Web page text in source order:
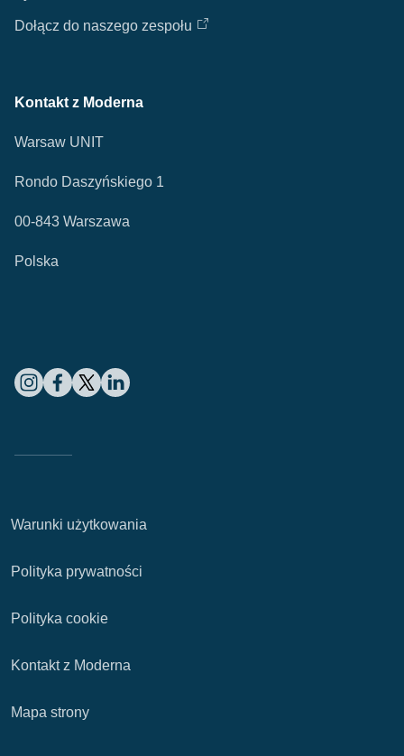
Dołącz do naszego zespołu
Kontakt z Moderna
Warsaw UNIT
Rondo Daszyńskiego 1
00-843 Warszawa
Polska
Warunki użytkowania
Polityka prywatności
Polityka cookie
Kontakt z Moderna
Mapa strony